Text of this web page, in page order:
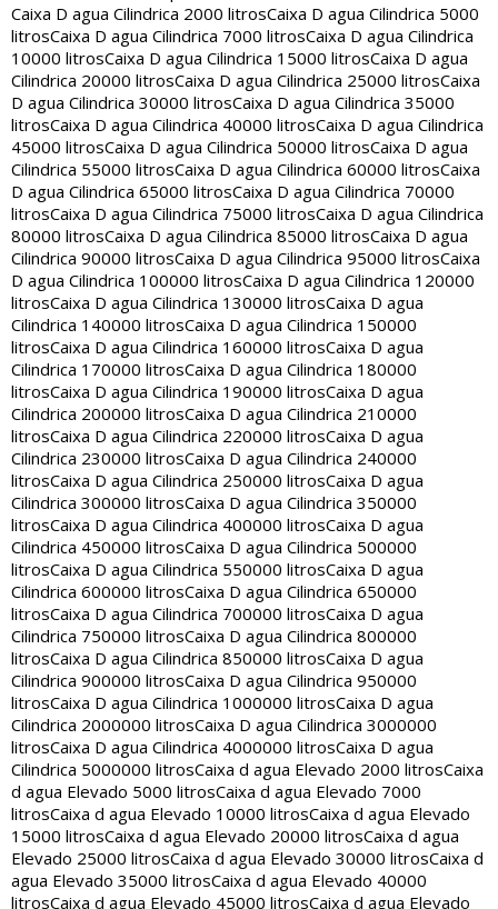
Caixa D agua Cilindrica 2000 litrosCaixa D agua Cilindrica 5000
litrosCaixa D agua Cilindrica 7000 litrosCaixa D agua Cilindrica
10000 litrosCaixa D agua Cilindrica 15000 litrosCaixa D agua
Cilindrica 20000 litrosCaixa D agua Cilindrica 25000 litrosCaixa
D agua Cilindrica 30000 litrosCaixa D agua Cilindrica 35000
litrosCaixa D agua Cilindrica 40000 litrosCaixa D agua Cilindrica
45000 litrosCaixa D agua Cilindrica 50000 litrosCaixa D agua
Cilindrica 55000 litrosCaixa D agua Cilindrica 60000 litrosCaixa
D agua Cilindrica 65000 litrosCaixa D agua Cilindrica 70000
litrosCaixa D agua Cilindrica 75000 litrosCaixa D agua Cilindrica
80000 litrosCaixa D agua Cilindrica 85000 litrosCaixa D agua
Cilindrica 90000 litrosCaixa D agua Cilindrica 95000 litrosCaixa
D agua Cilindrica 100000 litrosCaixa D agua Cilindrica 120000
litrosCaixa D agua Cilindrica 130000 litrosCaixa D agua
Cilindrica 140000 litrosCaixa D agua Cilindrica 150000
litrosCaixa D agua Cilindrica 160000 litrosCaixa D agua
Cilindrica 170000 litrosCaixa D agua Cilindrica 180000
litrosCaixa D agua Cilindrica 190000 litrosCaixa D agua
Cilindrica 200000 litrosCaixa D agua Cilindrica 210000
litrosCaixa D agua Cilindrica 220000 litrosCaixa D agua
Cilindrica 230000 litrosCaixa D agua Cilindrica 240000
litrosCaixa D agua Cilindrica 250000 litrosCaixa D agua
Cilindrica 300000 litrosCaixa D agua Cilindrica 350000
litrosCaixa D agua Cilindrica 400000 litrosCaixa D agua
Cilindrica 450000 litrosCaixa D agua Cilindrica 500000
litrosCaixa D agua Cilindrica 550000 litrosCaixa D agua
Cilindrica 600000 litrosCaixa D agua Cilindrica 650000
litrosCaixa D agua Cilindrica 700000 litrosCaixa D agua
Cilindrica 750000 litrosCaixa D agua Cilindrica 800000
litrosCaixa D agua Cilindrica 850000 litrosCaixa D agua
Cilindrica 900000 litrosCaixa D agua Cilindrica 950000
litrosCaixa D agua Cilindrica 1000000 litrosCaixa D agua
Cilindrica 2000000 litrosCaixa D agua Cilindrica 3000000
litrosCaixa D agua Cilindrica 4000000 litrosCaixa D agua
Cilindrica 5000000 litrosCaixa d agua Elevado 2000 litrosCaixa
d agua Elevado 5000 litrosCaixa d agua Elevado 7000
litrosCaixa d agua Elevado 10000 litrosCaixa d agua Elevado
15000 litrosCaixa d agua Elevado 20000 litrosCaixa d agua
Elevado 25000 litrosCaixa d agua Elevado 30000 litrosCaixa d
agua Elevado 35000 litrosCaixa d agua Elevado 40000
litrosCaixa d agua Elevado 45000 litrosCaixa d agua Elevado